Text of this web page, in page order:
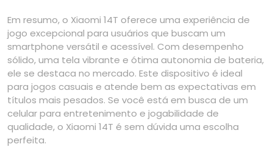
Em resumo, o Xiaomi 14T oferece uma experiência de
jogo excepcional para usuários que buscam um
smartphone versátil e acessível. Com desempenho
sólido, uma tela vibrante e ótima autonomia de bateria,
ele se destaca no mercado. Este dispositivo é ideal
para jogos casuais e atende bem as expectativas em
títulos mais pesados. Se você está em busca de um
celular para entretenimento e jogabilidade de
qualidade, o Xiaomi 14T é sem dúvida uma escolha
perfeita.